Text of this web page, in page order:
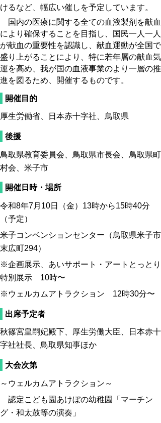
けるなど、幅広い催しを予定しています。
国内の医療に関する全ての血液製剤を献血
により確保することを目指し、国民一人一人
が献血の重要性を認識し、献血運動が全国で
盛り上がることにより、特に若年層の献血気
運を高め、我が国の血液事業のより一層の推
進を図るため、開催するものです。
開催目的
厚生労働省、日本赤十字社、鳥取県
後援
鳥取県教育委員会、鳥取県市長会、鳥取県町
村会、米子市
開催日時・場所
令和8年7月10日（金）13時から15時40分
（予定）
米子コンベンションセンター（鳥取県米子市
末広町294）
※企画展示、あいサポート・アートとっとり
特別展示 10時〜
※ウェルカムアトラクション 12時30分〜
出席予定者
秋篠宮皇嗣妃殿下、厚生労働大臣、日本赤十
字社社長、鳥取県知事ほか
大会次第
～ウェルカムアトラクション～
認定こども園あけぼの幼稚園「マーチン
グ・和太鼓等の演奏」